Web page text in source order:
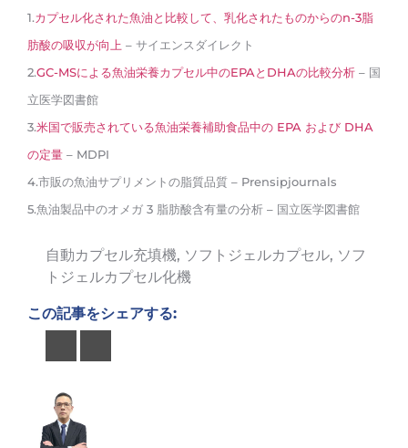
1.カプセル化された魚油と比較して、乳化されたものからのn-3脂
肪酸の吸収が向上 – サイエンスダイレクト
2.GC-MSによる魚油栄養カプセル中のEPAとDHAの比較分析 – 国
立医学図書館
3.米国で販売されている魚油栄養補助食品中の EPA および DHA
の定量 – MDPI
4.市販の魚油サプリメントの脂質品質 – Prensipjournals
5.魚油製品中のオメガ 3 脂肪酸含有量の分析 – 国立医学図書館
自動カプセル充填機, ソフトジェルカプセル, ソフ
トジェルカプセル化機
この記事をシェアする: